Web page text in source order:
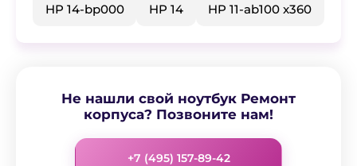
HP 14-bp000 HP 14 HP 11-ab100 x360
Не нашли свой ноутбук Ремонт
корпуса? Позвоните нам!
+7 (495) 157-89-42